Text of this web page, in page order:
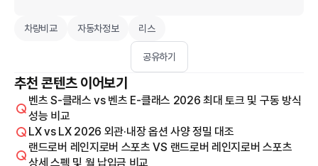
차량비교 자동차정보 리스
공유하기
추천 콘텐츠 이어보기
벤츠 S-클래스 vs 벤츠 E-클래스 2026 최대 토크 및 구동 방식
성능 비교
LX vs LX 2026 외관·내장 옵션 사양 정밀 대조
랜드로버 레인지로버 스포츠 VS 랜드로버 레인지로버 스포츠
상세 스펙 및 월 납입금 비교